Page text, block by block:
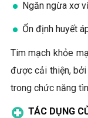
Ngăn ngừa xơ
Ổn định huyết
Tim mạch khỏe
được cải thiện,
trong chức năng
TÁC DỤNG